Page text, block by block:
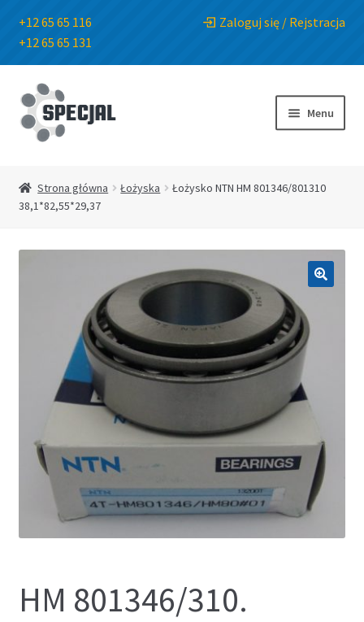
+12 65 65 116
+12 65 65 131
Zaloguj się / Rejstracja
Przejdź
do
nawigacji
Przejdź
do
treści
Menu
Sklep
O Firmie
Strona główna Łożyska
Łożysko NTN HM 801346/801310
38,1*82,55*29,37
HM 801346/310.